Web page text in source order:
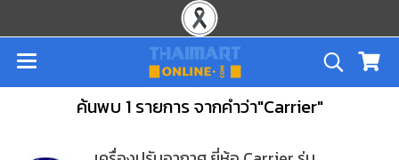
ค้นพบ 1 รายการ จากคำว่า"Carrier"